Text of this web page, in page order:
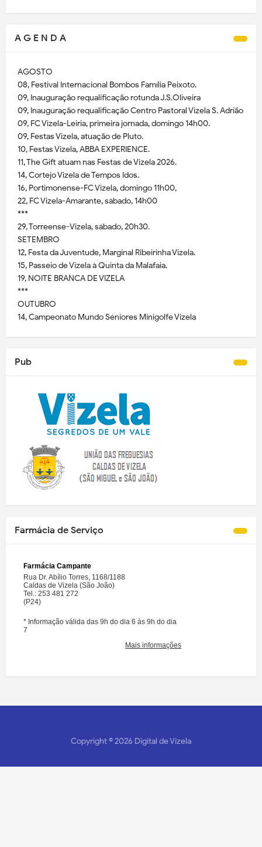
A G E N D A
AGOSTO
08, Festival Internacional Bombos Família Peixoto.
09, Inauguração requalificação rotunda J.S.Oliveira
09, Inauguração requalificação Centro Pastoral Vizela S. Adrião
09, FC Vizela-Leiria, primeira jornada, domingo 14h00.
09, Festas Vizela, atuação de Pluto.
10, Festas Vizela, ABBA EXPERIENCE.
11, The Gift atuam nas Festas de Vizela 2026.
14, Cortejo Vizela de Tempos Idos.
16, Portimonense-FC Vizela, domingo 11h00,
22, FC Vizela-Amarante, sábado, 14h00
***
29, Torreense-Vizela, sábado, 20h30.
SETEMBRO
12, Festa da Juventude, Marginal Ribeirinha Vizela.
15, Passeio de Vizela à Quinta da Malafaia.
19, NOITE BRANCA DE VIZELA
***
OUTUBRO
14, Campeonato Mundo Séniores Minigolfe Vizela
Pub
Farmácia de Serviço
Copyright ©2026 Digital de Vizela